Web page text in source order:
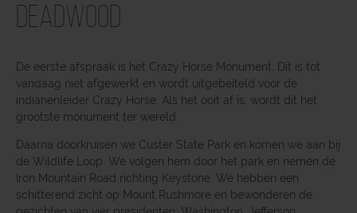
Deadwood
De eerste afspraak is het Crazy Horse Monument. Dit is tot
vandaag niet afgewerkt en wordt uitgebeiteld voor de
indianenleider Crazy Horse. Als het ooit af is, wordt dit het
grootste monument ter wereld.
Daarna doorkruisen we Custer State Park en komen we aan bij
de Wildlife Loop. We volgen hem door het park en nemen de
Iron Mountain Road richting Keystone. We hebben een
schitterend zicht op Mount Rushmore en bewonderen de